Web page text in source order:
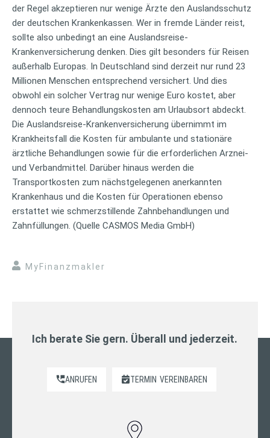
der Regel akzeptieren nur wenige Ärzte den Auslandsschutz
der deutschen Krankenkassen. Wer in fremde Länder reist,
sollte also unbedingt an eine Auslandsreise-
Krankenversicherung denken. Dies gilt besonders für Reisen
außerhalb Europas. In Deutschland sind derzeit nur rund 23
Millionen Menschen entsprechend versichert. Und dies
obwohl ein solcher Vertrag nur wenige Euro kostet, aber
dennoch teure Behandlungskosten am Urlaubsort abdeckt.
Die Auslandsreise-Krankenversicherung übernimmt im
Krankheitsfall die Kosten für ambulante und stationäre
ärztliche Behandlungen sowie für die erforderlichen Arznei-
und Verbandmittel. Darüber hinaus werden die
Transportkosten zum nächstgelegenen anerkannten
Krankenhaus und die Kosten für Operationen ebenso
erstattet wie schmerzstillende Zahnbehandlungen und
Zahnfüllungen. (Quelle CASMOS Media GmbH)
MyFinanzmakler
Ich berate Sie gern. Überall und jederzeit.
ANRUFEN TERMIN VEREINBAREN